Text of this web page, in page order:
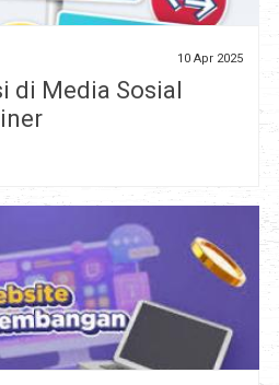
10 Apr 2025
di Media Sosial